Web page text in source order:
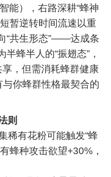
能），右路深耕“蜂神
暂逆转时间流速以重
“共生形态”——达成条
蜂半人的“振翅态”，
，但需消耗蜂群健康
与你蜂群性格最契合的
则
稀有花粉可能触发“蜂
蜂种攻击欲望+30%，